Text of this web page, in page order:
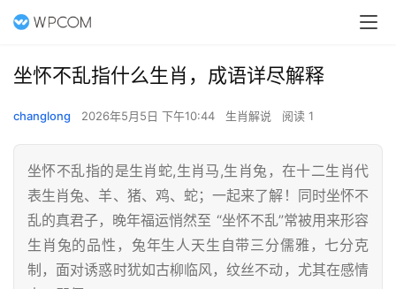
坐怀不乱指什么生肖，成语详尽解释
changlong 2026年5月5日 下午10:44 生肖解说 阅读 1
坐怀不乱指的是生肖蛇,生肖马,生肖兔，在十二生肖代
表生肖兔、羊、猪、鸡、蛇；一起来了解！同时坐怀不
乱的真君子，晚年福运悄然至 “坐怀不乱”常被用来形容
生肖兔的品性，兔年生人天生自带三分儒雅，七分克
制，面对诱惑时犹如古柳临风，纹丝不动，尤其在感情